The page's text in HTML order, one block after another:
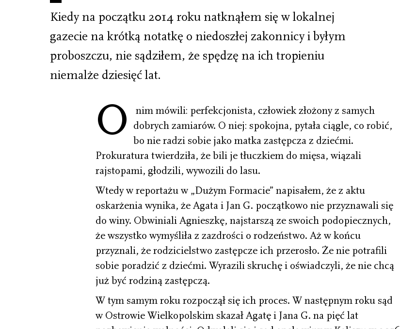
Kiedy na początku 2014 roku natknąłem się w lokalnej
gazecie na krótką notatkę o niedoszłej zakonnicy i byłym
proboszczu, nie sądziłem, że spędzę na ich tropieniu
niemalże dziesięć lat.
O
nim mówili: perfekcjonista, człowiek złożony z samych
dobrych zamiarów. O niej: spokojna, pytała ciągle, co robić,
bo nie radzi sobie jako matka zastępcza z dziećmi.
Prokuratura twierdziła, że bili je tłuczkiem do mięsa, wiązali
rajstopami, głodzili, wywozili do lasu.
Wtedy w reportażu w „Dużym Formacie” napisałem, że z aktu
oskarżenia wynika, że Agata i Jan G. początkowo nie przyznawali się
do winy. Obwiniali Agnieszkę, najstarszą ze swoich podopiecznych,
że wszystko wymyśliła z zazdrości o rodzeństwo. Aż w końcu
przyznali, że rodzicielstwo zastępcze ich przerosło. Że nie potrafili
sobie poradzić z dziećmi. Wyrazili skruchę i oświadczyli, że nie chcą
już być rodziną zastępczą.
W tym samym roku rozpoczął się ich proces. W następnym roku sąd
w Ostrowie Wielkopolskim skazał Agatę i Jana G. na pięć lat